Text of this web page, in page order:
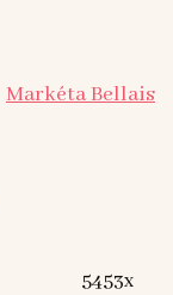
Markéta Bellais
5453x